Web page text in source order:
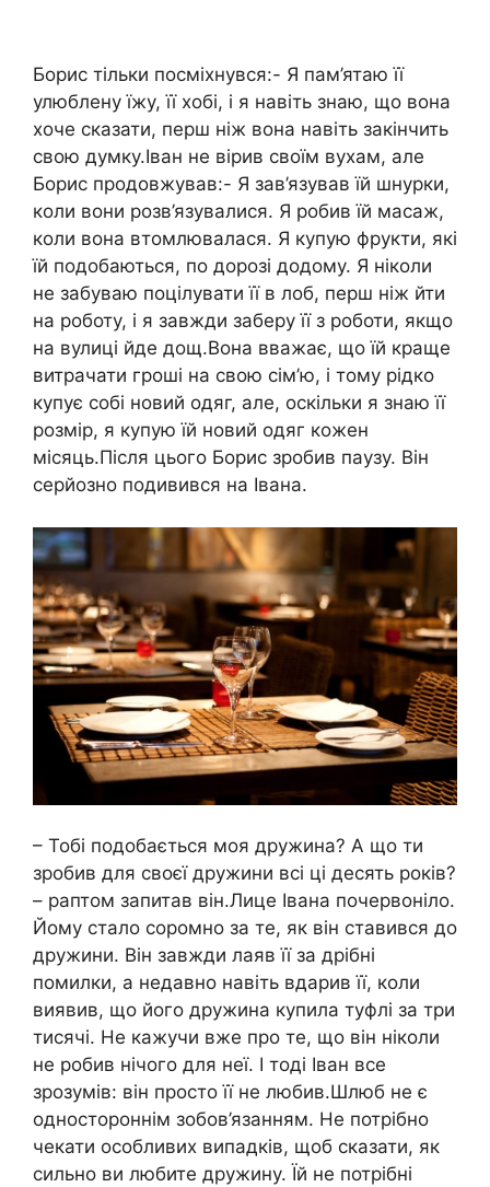
Борис тільки посміхнувся:- Я пам’ятаю її
улюблену їжу, її хобі, і я навіть знаю, що вона
хоче сказати, перш ніж вона навіть закінчить
свою думку.Іван не вірив своїм вухам, але
Борис продовжував:- Я зав’язував їй шнурки,
коли вони розв’язувалися. Я робив їй масаж,
коли вона втомлювалася. Я купую фрукти, які
їй подобаються, по дорозі додому. Я ніколи
не забуваю поцілувати її в лоб, перш ніж йти
на роботу, і я завжди заберу її з роботи, якщо
на вулиці йде дощ.Вона вважає, що їй краще
витрачати гроші на свою сім’ю, і тому рідко
купує собі новий одяг, але, оскільки я знаю її
розмір, я купую їй новий одяг кожен
місяць.Після цього Борис зробив паузу. Він
серйозно подивився на Івана.
– Тобі подобається моя дружина? A що ти
зробив для своєї дружини всі ці десять років?
– раптом запитав він.Лице Івана почервоніло.
Йому стало соромно за те, як він ставився до
дружини. Він завжди лаяв її за дрібні
помилки, а недавно навіть вдарив її, коли
виявив, що його дружина купила туфлі за три
тисячі. Не кажучи вже про те, що він ніколи
не робив нічого для неї. І тоді Іван все
зрозумів: він просто її не любив.Шлюб не є
одностороннім зобов’язанням. Не потрібно
чекати особливих випадків, щоб сказати, як
сильно ви любите дружину. Їй не потрібні